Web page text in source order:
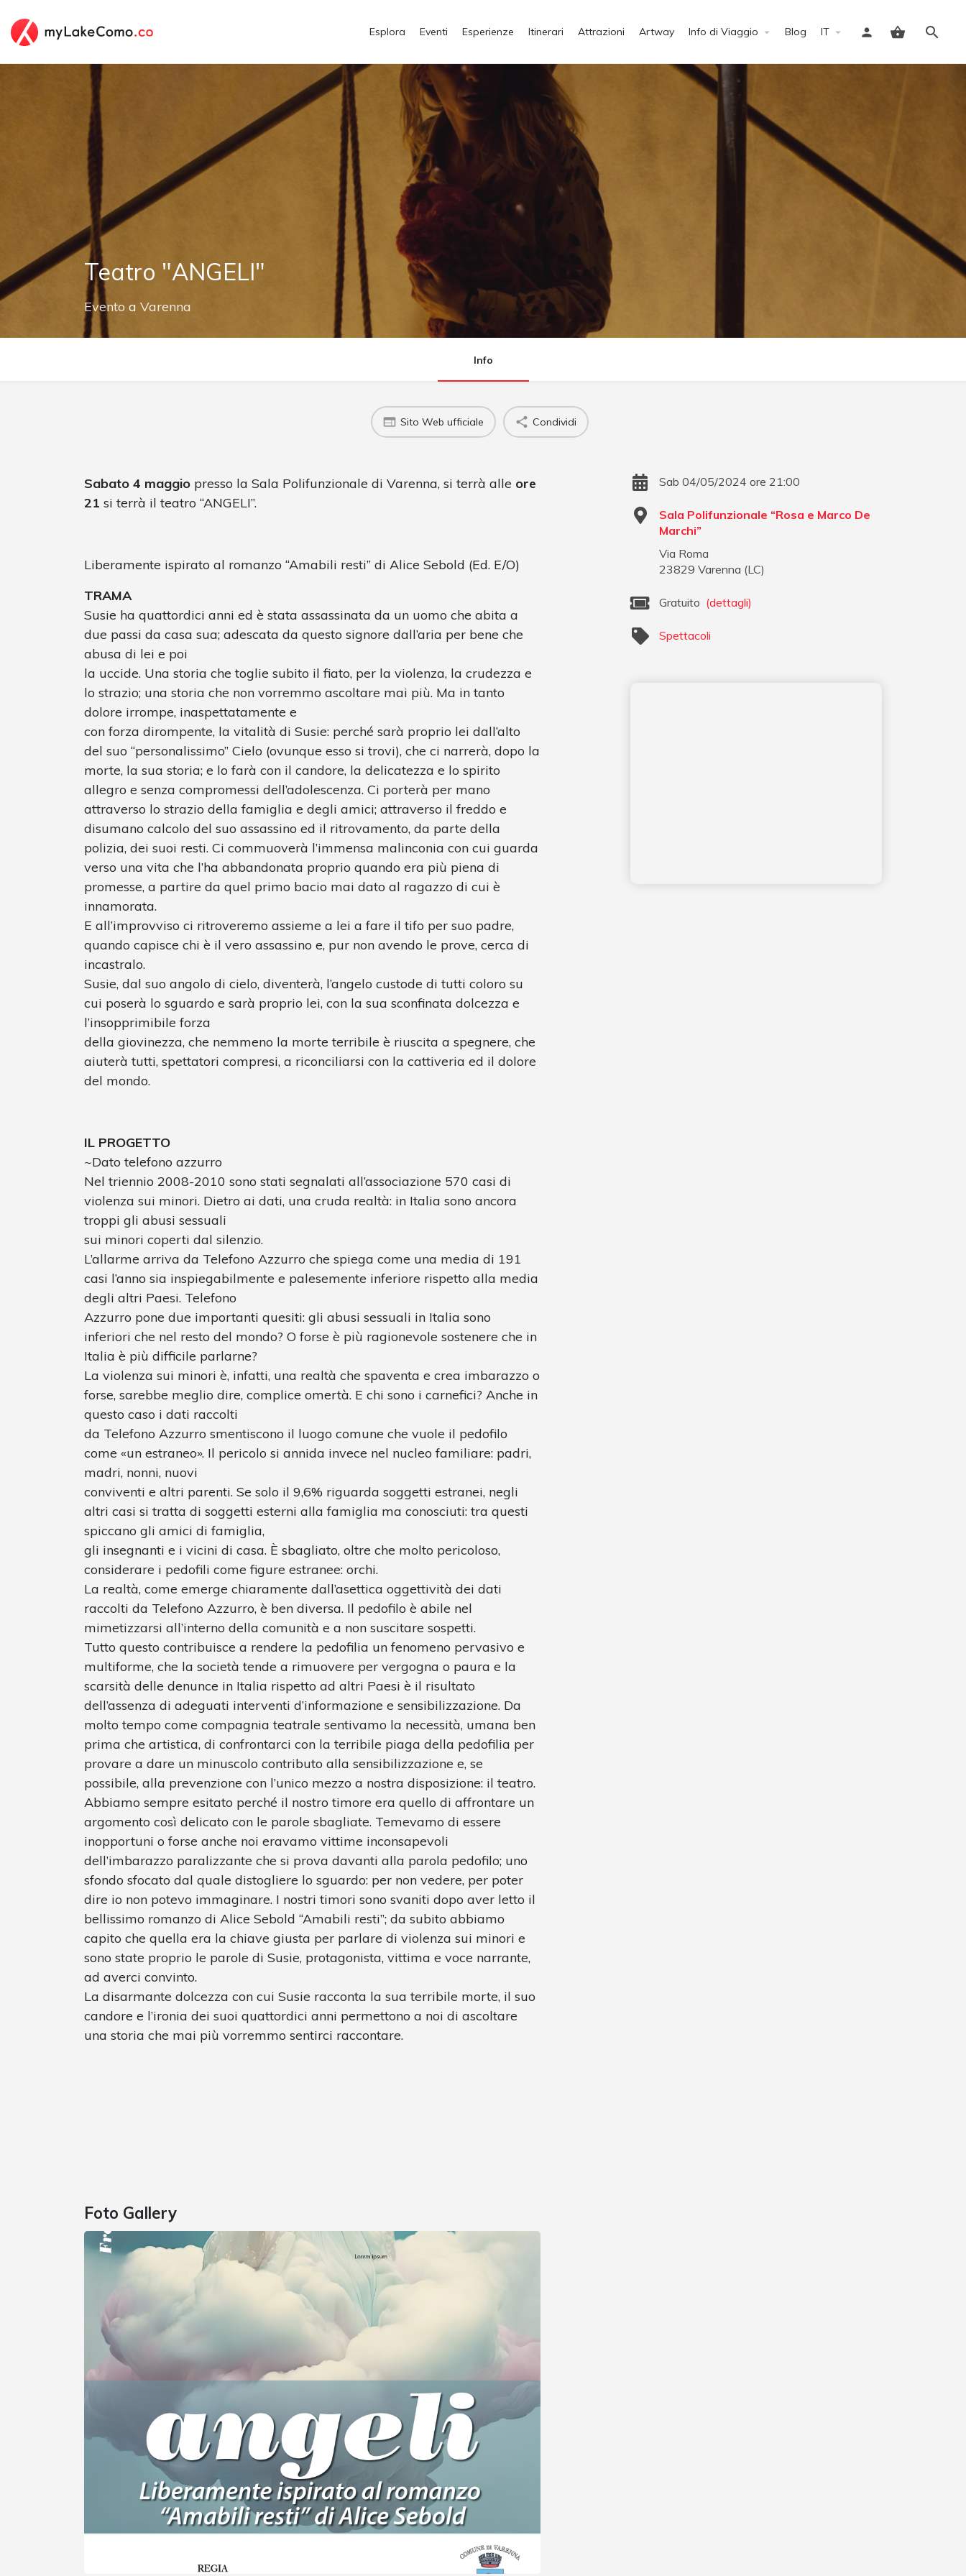
Esplora Eventi Esperienze Itinerari Attrazioni Artway Info di Viaggio Blog IT
Accedi
Teatro "ANGELI"
Evento a Varenna
Info
Sito Web ufficiale Condividi
Sabato 4 maggio presso la Sala Polifunzionale di Varenna, si terrà alle ore
21 si terrà il teatro “ANGELI”.
Liberamente ispirato al romanzo “Amabili resti” di Alice Sebold (Ed. E/O)
TRAMA
Susie ha quattordici anni ed è stata assassinata da un uomo che abita a
due passi da casa sua; adescata da questo signore dall’aria per bene che
abusa di lei e poi
la uccide. Una storia che toglie subito il fiato, per la violenza, la crudezza e
lo strazio; una storia che non vorremmo ascoltare mai più. Ma in tanto
dolore irrompe, inaspettatamente e
con forza dirompente, la vitalità di Susie: perché sarà proprio lei dall’alto
del suo “personalissimo” Cielo (ovunque esso si trovi), che ci narrerà, dopo la
morte, la sua storia; e lo farà con il candore, la delicatezza e lo spirito
allegro e senza compromessi dell’adolescenza. Ci porterà per mano
attraverso lo strazio della famiglia e degli amici; attraverso il freddo e
disumano calcolo del suo assassino ed il ritrovamento, da parte della
polizia, dei suoi resti. Ci commuoverà l’immensa malinconia con cui guarda
verso una vita che l’ha abbandonata proprio quando era più piena di
promesse, a partire da quel primo bacio mai dato al ragazzo di cui è
innamorata.
E all’improvviso ci ritroveremo assieme a lei a fare il tifo per suo padre,
quando capisce chi è il vero assassino e, pur non avendo le prove, cerca di
incastralo.
Susie, dal suo angolo di cielo, diventerà, l’angelo custode di tutti coloro su
cui poserà lo sguardo e sarà proprio lei, con la sua sconfinata dolcezza e
l’insopprimibile forza
della giovinezza, che nemmeno la morte terribile è riuscita a spegnere, che
aiuterà tutti, spettatori compresi, a riconciliarsi con la cattiveria ed il dolore
del mondo.
IL PROGETTO
~Dato telefono azzurro
Nel triennio 2008-2010 sono stati segnalati all’associazione 570 casi di
violenza sui minori. Dietro ai dati, una cruda realtà: in Italia sono ancora
troppi gli abusi sessuali
sui minori coperti dal silenzio.
L’allarme arriva da Telefono Azzurro che spiega come una media di 191
casi l’anno sia inspiegabilmente e palesemente inferiore rispetto alla media
degli altri Paesi. Telefono
Azzurro pone due importanti quesiti: gli abusi sessuali in Italia sono
inferiori che nel resto del mondo? O forse è più ragionevole sostenere che in
Italia è più difficile parlarne?
La violenza sui minori è, infatti, una realtà che spaventa e crea imbarazzo o
forse, sarebbe meglio dire, complice omertà. E chi sono i carnefici? Anche in
questo caso i dati raccolti
da Telefono Azzurro smentiscono il luogo comune che vuole il pedofilo
come «un estraneo». Il pericolo si annida invece nel nucleo familiare: padri,
madri, nonni, nuovi
conviventi e altri parenti. Se solo il 9,6% riguarda soggetti estranei, negli
altri casi si tratta di soggetti esterni alla famiglia ma conosciuti: tra questi
spiccano gli amici di famiglia,
gli insegnanti e i vicini di casa. È sbagliato, oltre che molto pericoloso,
considerare i pedofili come figure estranee: orchi.
La realtà, come emerge chiaramente dall’asettica oggettività dei dati
raccolti da Telefono Azzurro, è ben diversa. Il pedofilo è abile nel
mimetizzarsi all’interno della comunità e a non suscitare sospetti.
Tutto questo contribuisce a rendere la pedofilia un fenomeno pervasivo e
multiforme, che la società tende a rimuovere per vergogna o paura e la
scarsità delle denunce in Italia rispetto ad altri Paesi è il risultato
dell’assenza di adeguati interventi d’informazione e sensibilizzazione. Da
molto tempo come compagnia teatrale sentivamo la necessità, umana ben
prima che artistica, di confrontarci con la terribile piaga della pedofilia per
provare a dare un minuscolo contributo alla sensibilizzazione e, se
possibile, alla prevenzione con l’unico mezzo a nostra disposizione: il teatro.
Abbiamo sempre esitato perché il nostro timore era quello di affrontare un
argomento così delicato con le parole sbagliate. Temevamo di essere
inopportuni o forse anche noi eravamo vittime inconsapevoli
dell’imbarazzo paralizzante che si prova davanti alla parola pedofilo; uno
sfondo sfocato dal quale distogliere lo sguardo: per non vedere, per poter
dire io non potevo immaginare. I nostri timori sono svaniti dopo aver letto il
bellissimo romanzo di Alice Sebold “Amabili resti”; da subito abbiamo
capito che quella era la chiave giusta per parlare di violenza sui minori e
sono state proprio le parole di Susie, protagonista, vittima e voce narrante,
ad averci convinto.
La disarmante dolcezza con cui Susie racconta la sua terribile morte, il suo
candore e l’ironia dei suoi quattordici anni permettono a noi di ascoltare
una storia che mai più vorremmo sentirci raccontare.
Foto Gallery
Sab 04/05/2024 ore 21:00
Sala Polifunzionale “Rosa e Marco De
Marchi”
Via Roma
23829 Varenna (LC)
Gratuito (dettagli)
Spettacoli